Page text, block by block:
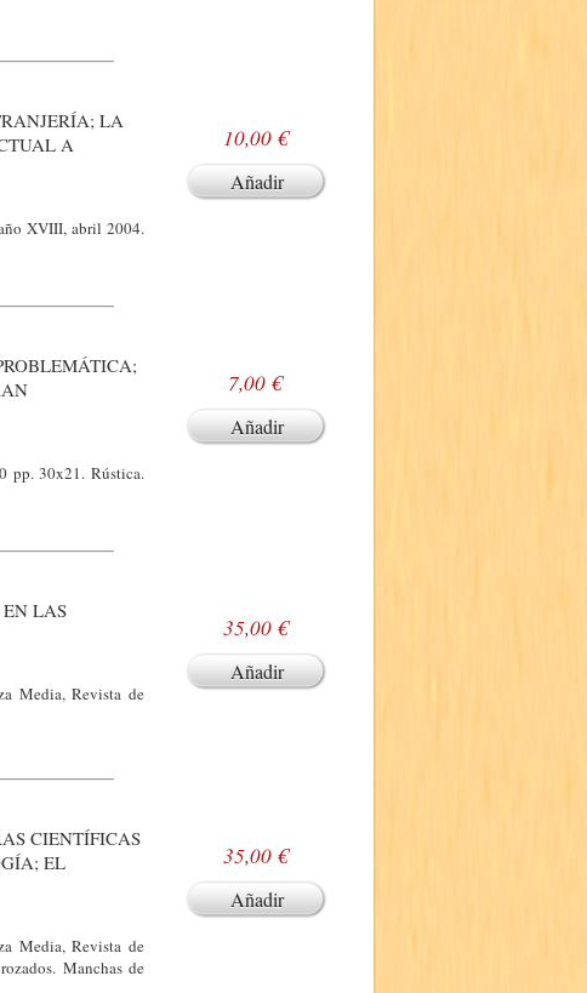
LA
A
XVIII, abril 2004.
10,00 €
Añadir
pp. 30x21. Rústica.
7,00 €
Añadir
LAS
Media, Revista de
35,00 €
Añadir
CIENTÍFICAS
EL
Media, Revista de
Manchas de
35,00 €
Añadir